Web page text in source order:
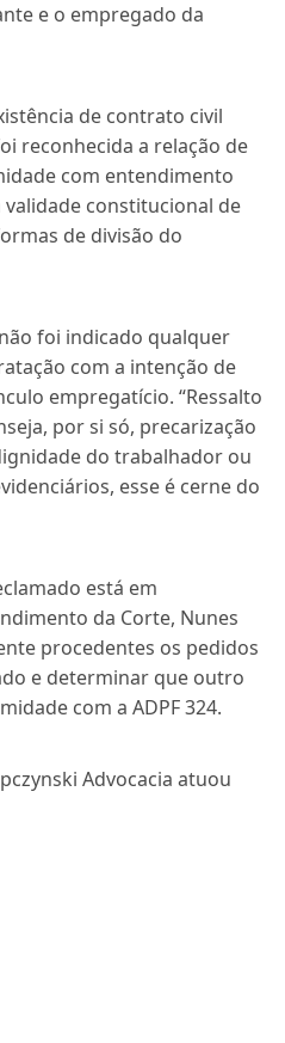
e o empregado da
de contrato civil
reconhecida a relação de
com entendimento
constitucional de
de divisão do
foi indicado qualquer
com a intenção de
empregatício. “Ressalto
por si só, precarização
do trabalhador ou
esse é cerne do
está em
da Corte, Nunes
procedentes os pedidos
e determinar que outro
com a ADPF 324.
Advocacia atuou